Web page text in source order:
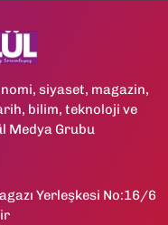
siyaset, magazin,
bilim, teknoloji ve
Medya Grubu
Yerleşkesi No:16/6